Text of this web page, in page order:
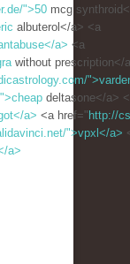
">50 mcg
albuterol</a> <a
a> <a
without prescription</
deltasone</a>
a> <a href=" http://
">vpxl</a>
a>